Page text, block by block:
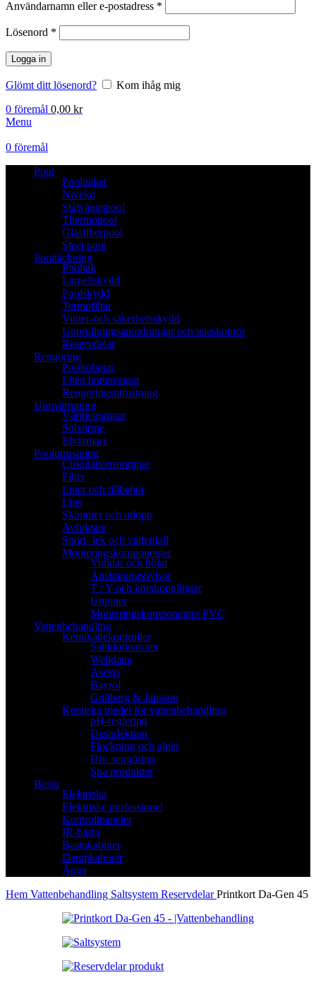
Användarnamn eller e-postadress *
Lösenord *
Logga in
Glömt ditt lösenord?
Kom ihåg mig
0 föremål 0,00 kr
Menu
0 föremål
Pool
Poolpaket
Niveko
Stålväggspool
Thermopool
Glasfiberpool
Steel pool
Pooltäckning
Pooltak
Lamellskydd
Poolskydd
Termofiltar
Vinter-och säkerhetsskydd
Upprullningsanordningar och teleskoprör
Reservdelar
Rengöring
Poolrobotar
Liten bottensugar
Rengöringsutrustning
Uppvärmning
Värmepumpar
Solvärme
Elvärmare
Poolutrustning
Cirkulationspumpar
Filter
Liner och tillbehör
Ljus
Skimmer och utlopp
Avfuktare
Sport- lek och vattenfall
Monteringskomponenter
Vinklar och böjar
Anslutningshylsor
T / Y och korskopplingar
Unioner
Monteringskomponenter PVC
Vattenbehandling
Kemikaliekontroller
Saltklorinatorer
Welldana
Aseko
Bayrol
Gullberg & Jansson
Kemiska medel för vattenbehandling
pH-reglering
Desinfektion
Flockning och alger
Div. rengöring
Spa produkter
Bastu
Elektriska
Elektriske professionel
Kontrollpaneler
IR-bastu
Bastukabiner
Dampkabiner
Ånga
Hem Vattenbehandling Saltsystem ReservdelarPrintkort Da-Gen 45